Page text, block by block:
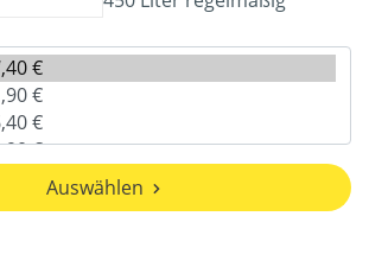
Auswählen